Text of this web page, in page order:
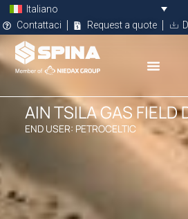
Italiano
Contattaci
Request a quote
AIN TSILA GAS FIELD
END USER: PETROCELTIC